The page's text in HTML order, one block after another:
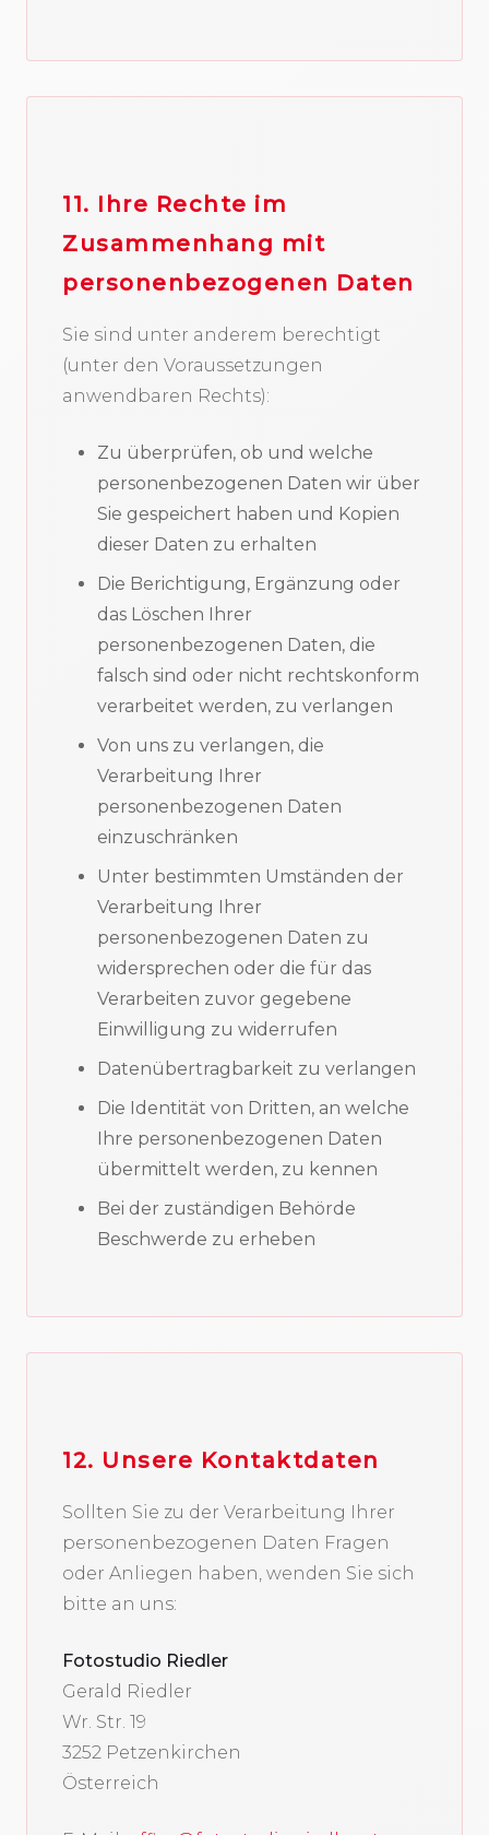
11. Ihre Rechte im
Zusammenhang mit
personenbezogenen Daten
Sie sind unter anderem berechtigt
(unter den Voraussetzungen
anwendbaren Rechts):
Zu überprüfen, ob und welche
personenbezogenen Daten wir über
Sie gespeichert haben und Kopien
dieser Daten zu erhalten
Die Berichtigung, Ergänzung oder
das Löschen Ihrer
personenbezogenen Daten, die
falsch sind oder nicht rechtskonform
verarbeitet werden, zu verlangen
Von uns zu verlangen, die
Verarbeitung Ihrer
personenbezogenen Daten
einzuschränken
Unter bestimmten Umständen der
Verarbeitung Ihrer
personenbezogenen Daten zu
widersprechen oder die für das
Verarbeiten zuvor gegebene
Einwilligung zu widerrufen
Datenübertragbarkeit zu verlangen
Die Identität von Dritten, an welche
Ihre personenbezogenen Daten
übermittelt werden, zu kennen
Bei der zuständigen Behörde
Beschwerde zu erheben
12. Unsere Kontaktdaten
Sollten Sie zu der Verarbeitung Ihrer
personenbezogenen Daten Fragen
oder Anliegen haben, wenden Sie sich
bitte an uns:
Fotostudio Riedler
Gerald Riedler
Wr. Str. 19
3252 Petzenkirchen
Österreich